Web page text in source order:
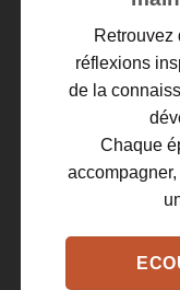
Retrouvez
réflexions
de la
Chaque